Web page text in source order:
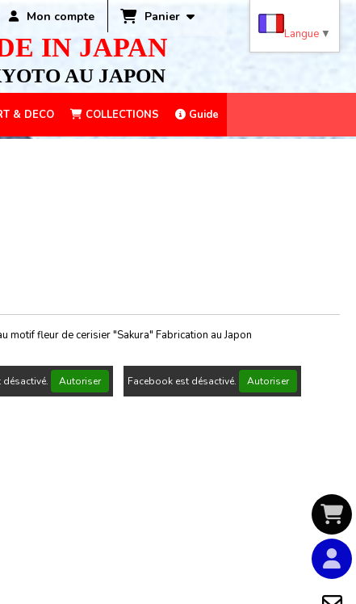
IN JAPAN
AU JAPON
Mon compte Panier
& DECO COLLECTIONS Guide
motif fleur de cerisier "Sakura" Fabrication au Japon
Autoriser Facebook est désactivé. Autoriser
Langue ▼